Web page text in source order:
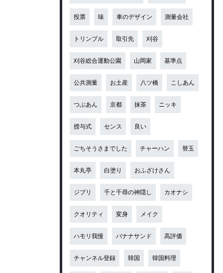
投票 味 車のデザイン 測量会社
トリンブル 取引先 刈谷
刈谷総合運動公園 山岡家 基準点
公共測量 お土産 八ツ橋 こしあん
つぶあん 京都 抹茶 ニッキ
授与式 センス 良い
ごちそうさまでした チャーハン 替玉
本丸亭 白塗り おふざけさん
ジブリ 千と千尋の神隠し カオナシ
クオリティ 変身 メイク
ハモリ我慢 バナナサンド 高評価
チャンネル登録 韓国 韓国料理